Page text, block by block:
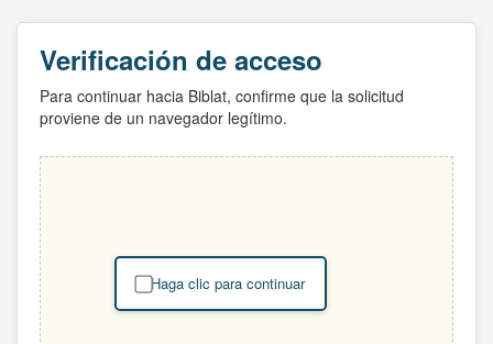
Verificación de acceso
Para continuar hacia Biblat, confirme que la solicitud
proviene de un navegador legítimo.
Haga clic para continuar